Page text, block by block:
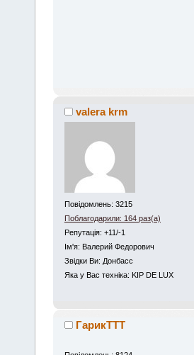
valera krm
Повідомлень: 3215
Поблагодарили: 164 раз(а)
Репутація: +11/-1
Iм'я: Валерий Федорович
Звідки Ви: Донбасс
Яка у Вас техніка: KIP DE LUX
ГарикTTT